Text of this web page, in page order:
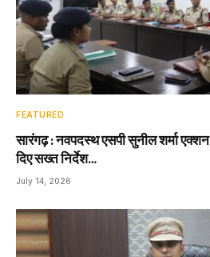
FEATURED
सारंगढ़ : नवपदस्थ एसपी सुनील शर्मा
दिए सख्त निर्देश…
July 14, 2026